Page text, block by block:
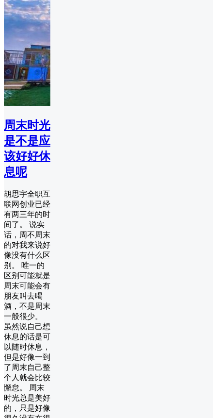
周末时光
是不是应
该好好休
息呢
胡思宇全职互
联网创业已经
有两三年的时
间了。 说实
话，周不周末
的对我来说好
像没有什么区
别。 唯一的
区别可能就是
周末可能会有
朋友叫去喝
酒，不是周末
一般很少。
虽然说自己想
休息的话是可
以随时休息，
但是好像一到
了周末自己整
个人就会比较
懈怠。 周末
时光总是美好
的，只是好像